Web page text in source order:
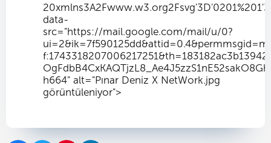
20xmlns3A2Fwww.w3.org2Fsvg'3D'0201%201'
data-
src="https://mail.google.com/mail/u/0?
h664" alt="Pınar Deniz X NetWork.jpg
görüntüleniyor">